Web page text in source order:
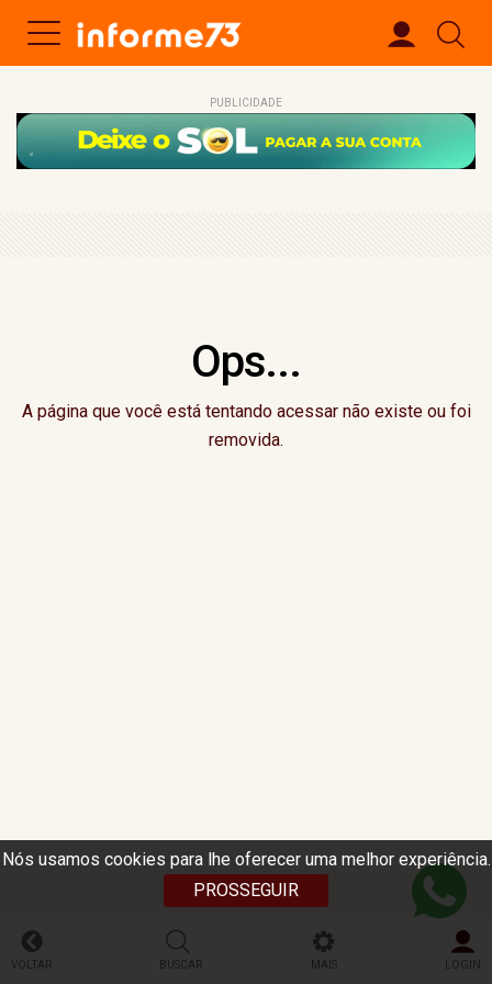
Nós usamos cookies para lhe oferecer uma melhor experiência.
PROSSEGUIR
PUBLICIDADE
Ops...
A página que você está tentando acessar não existe ou foi
removida.
VOLTAR BUSCAR MAIS LOGIN